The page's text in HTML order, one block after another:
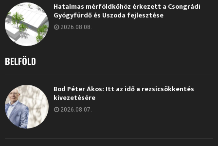
Hatalmas mérföldkőhöz érkezett a Csongrádi
Gyógyfürdő és Uszoda fejlesztése
2026.08.08.
BELFÖLD
Bod Péter Ákos: Itt az idő a rezsicsökkentés
kivezetésére
2026.08.07.